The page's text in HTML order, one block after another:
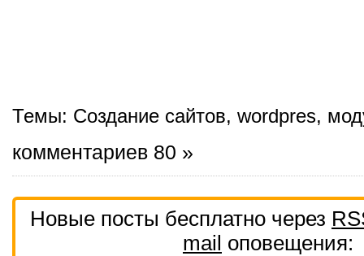
Темы: Создание сайтов, wordpres,
комментариев 80 »
Новые посты бесплатно через
mail оповещения: